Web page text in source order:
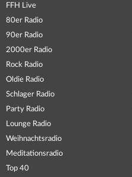
FFH Live
80er Radio
90er Radio
2000er Radio
Rock Radio
Oldie Radio
Schlager Radio
Party Radio
Lounge Radio
Weihnachtsradio
Meditationsradio
Top 40